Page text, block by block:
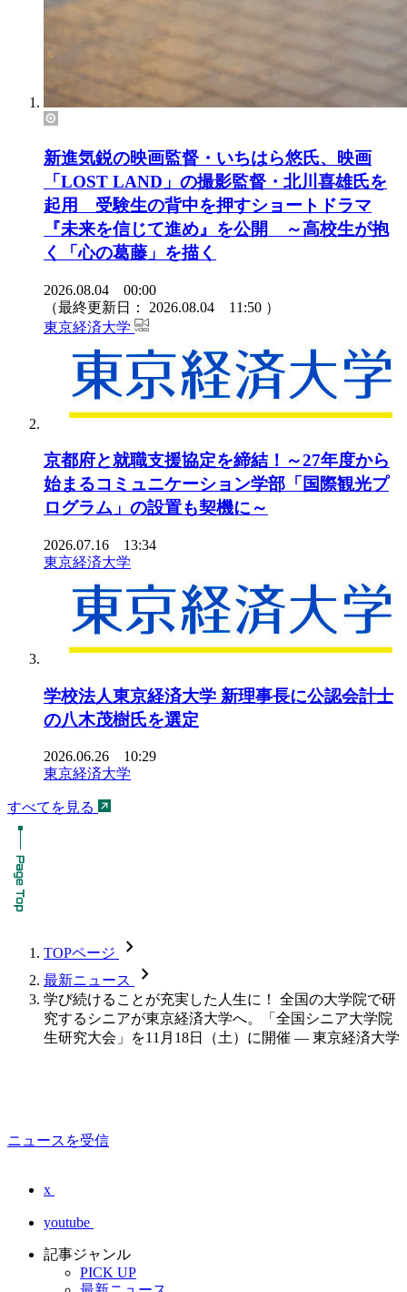
新進気鋭の映画監督・いちはら悠氏、映画
「LOST LAND」の撮影監督・北川喜雄氏を
起用 受験生の背中を押すショートドラマ
『未来を信じて進め』を公開 ～高校生が抱
く「心の葛藤」を描く
2026.08.04 00:00
（最終更新日： 2026.08.04 11:50 ）
東京経済大学
京都府と就職支援協定を締結！～27年度から
始まるコミュニケーション学部「国際観光プ
ログラム」の設置も契機に～
2026.07.16 13:34
東京経済大学
学校法人東京経済大学 新理事長に公認会計士
の八木茂樹氏を選定
2026.06.26 10:29
東京経済大学
すべてを見る
TOPページ chevron_forward
最新ニュース chevron_forward
学び続けることが充実した人生に！ 全国の大学院で研
究するシニアが東京経済大学へ。「全国シニア大学院
生研究大会」を11月18日（土）に開催 — 東京経済大学
ニュースを受信
x
youtube
記事ジャンル
PICK UP